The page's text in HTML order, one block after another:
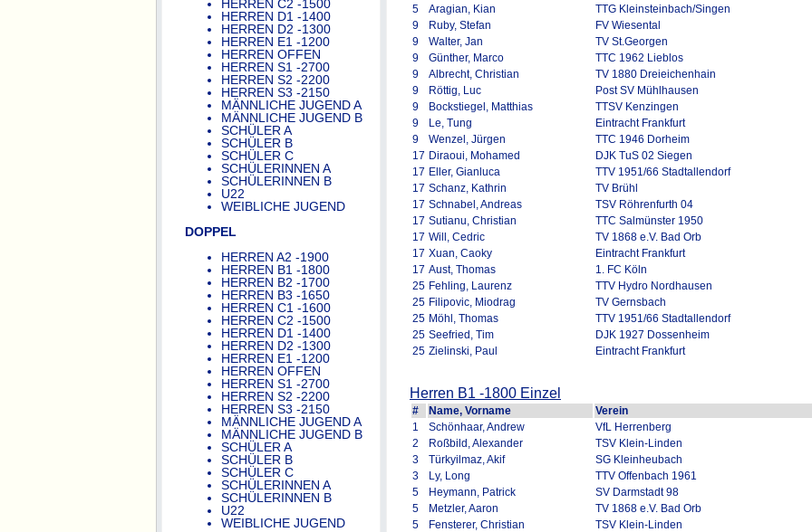
HERREN C2 -1500
HERREN D1 -1400
HERREN D2 -1300
HERREN E1 -1200
HERREN OFFEN
HERREN S1 -2700
HERREN S2 -2200
HERREN S3 -2150
MÄNNLICHE JUGEND A
MÄNNLICHE JUGEND B
SCHÜLER A
SCHÜLER B
SCHÜLER C
SCHÜLERINNEN A
SCHÜLERINNEN B
U22
WEIBLICHE JUGEND
DOPPEL
HERREN A2 -1900
HERREN B1 -1800
HERREN B2 -1700
HERREN B3 -1650
HERREN C1 -1600
HERREN C2 -1500
HERREN D1 -1400
HERREN D2 -1300
HERREN E1 -1200
HERREN OFFEN
HERREN S1 -2700
HERREN S2 -2200
HERREN S3 -2150
MÄNNLICHE JUGEND A
MÄNNLICHE JUGEND B
SCHÜLER A
SCHÜLER B
SCHÜLER C
SCHÜLERINNEN A
SCHÜLERINNEN B
U22
WEIBLICHE JUGEND
5
Aragian, Kian
TTG Kleinsteinbach/Singen
9
Ruby, Stefan
FV Wiesental
9
Walter, Jan
TV St.Georgen
9
Günther, Marco
TTC 1962 Lieblos
9
Albrecht, Christian
TV 1880 Dreieichenhain
9
Röttig, Luc
Post SV Mühlhausen
9
Bockstiegel, Matthias
TTSV Kenzingen
9
Le, Tung
Eintracht Frankfurt
9
Wenzel, Jürgen
TTC 1946 Dorheim
17 Diraoui, Mohamed
DJK TuS 02 Siegen
17 Eller, Gianluca
TTV 1951/66 Stadtallendorf
17 Schanz, Kathrin
TV Brühl
17 Schnabel, Andreas
TSV Röhrenfurth 04
17 Sutianu, Christian
TTC Salmünster 1950
17 Will, Cedric
TV 1868 e.V. Bad Orb
17 Xuan, Caoky
Eintracht Frankfurt
17 Aust, Thomas
1. FC Köln
25 Fehling, Laurenz
TTV Hydro Nordhausen
25 Filipovic, Miodrag
TV Gernsbach
25 Möhl, Thomas
TTV 1951/66 Stadtallendorf
25 Seefried, Tim
DJK 1927 Dossenheim
25 Zielinski, Paul Eintracht Frankfurt
Herren B1 -1800 Einzel
# Name, Vorname
Verein
1
Schönhaar, Andrew
VfL Herrenberg
2
Roßbild, Alexander
TSV Klein-Linden
3
Türkyilmaz, Akif
SG Kleinheubach
3
Ly, Long
TTV Offenbach 1961
5
Heymann, Patrick
SV Darmstadt 98
5
Metzler, Aaron
TV 1868 e.V. Bad Orb
5
Fensterer, Christian
TSV Klein-Linden